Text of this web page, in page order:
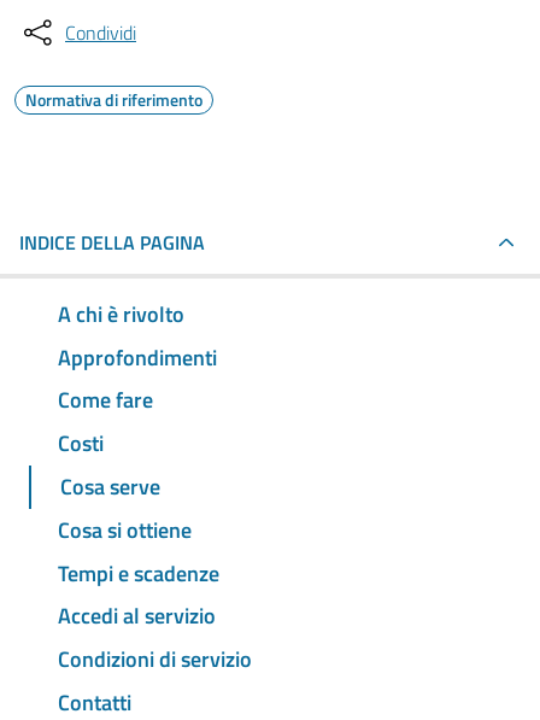
Condividi
Normativa di riferimento
INDICE DELLA PAGINA
A chi è rivolto
Approfondimenti
Come fare
Costi
Cosa serve
Cosa si ottiene
Tempi e scadenze
Accedi al servizio
Condizioni di servizio
Contatti